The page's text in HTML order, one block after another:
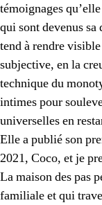
témoignages
qui sont devenus
tend à rendre
subjective, en la
technique du
intimes pour
universelles en
Elle a publié son
2021, Coco, et je
La maison des pas
familiale et qui